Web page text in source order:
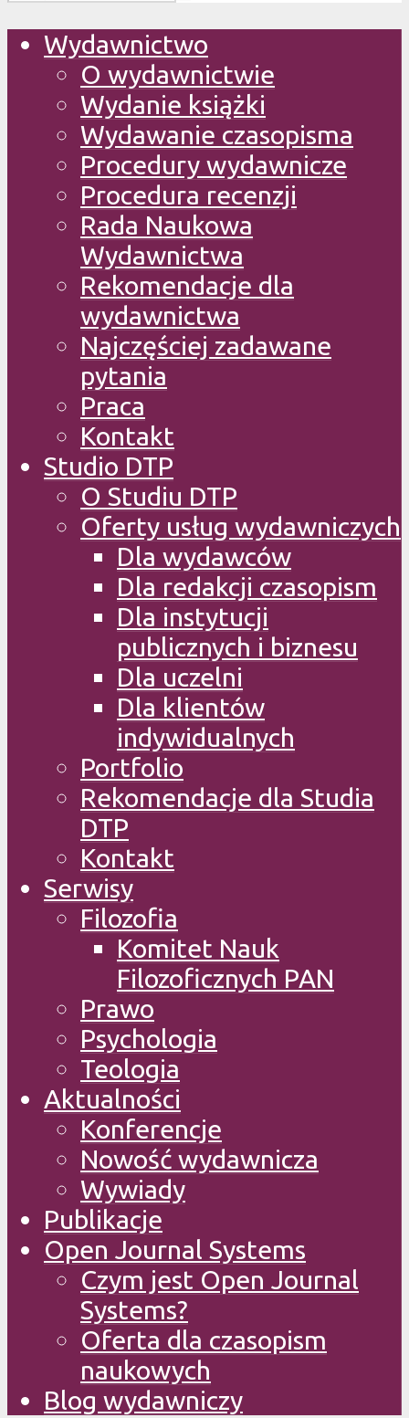
Wydawnictwo
O wydawnictwie
Wydanie książki
Wydawanie czasopisma
Procedury wydawnicze
Procedura recenzji
Rada Naukowa
Wydawnictwa
Rekomendacje dla
wydawnictwa
Najczęściej zadawane
pytania
Praca
Kontakt
Studio DTP
O Studiu DTP
Oferty usług wydawniczych
Dla wydawców
Dla redakcji czasopism
Dla instytucji
publicznych i biznesu
Dla uczelni
Dla klientów
indywidualnych
Portfolio
Rekomendacje dla Studia
DTP
Kontakt
Serwisy
Filozofia
Komitet Nauk
Filozoficznych PAN
Prawo
Psychologia
Teologia
Aktualności
Konferencje
Nowość wydawnicza
Wywiady
Publikacje
Open Journal Systems
Czym jest Open Journal
Systems?
Oferta dla czasopism
naukowych
Blog wydawniczy